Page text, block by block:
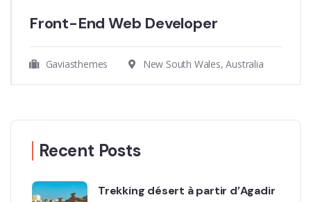
Front-End Web Developer​
Gaviasthemes New South Wales, Australia
Recent Posts
Trekking désert à partir d’Agadir